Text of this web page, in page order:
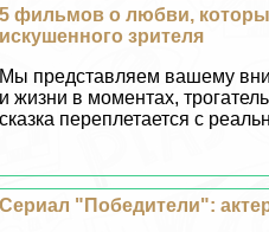
5 фильмов о любви,
искушенного зрителя
Мы представляем вашему
и жизни в моментах,
сказка переплетается с
Сериал "Победители":